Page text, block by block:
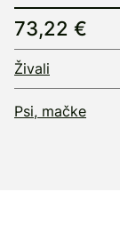
73,22 €
Živali
Psi, mačke